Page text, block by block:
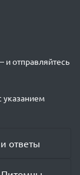
и отправляйтесь
указанием
ответы